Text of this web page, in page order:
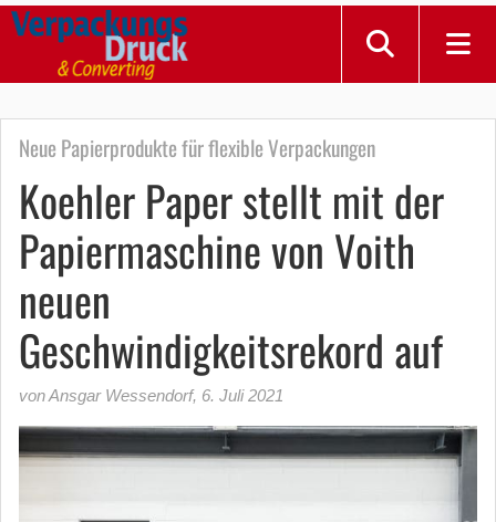
Neue Papierprodukte für flexible Verpackungen
Koehler Paper stellt mit der
Papiermaschine von Voith
neuen
Geschwindigkeitsrekord auf
von Ansgar Wessendorf, 6. Juli 2021